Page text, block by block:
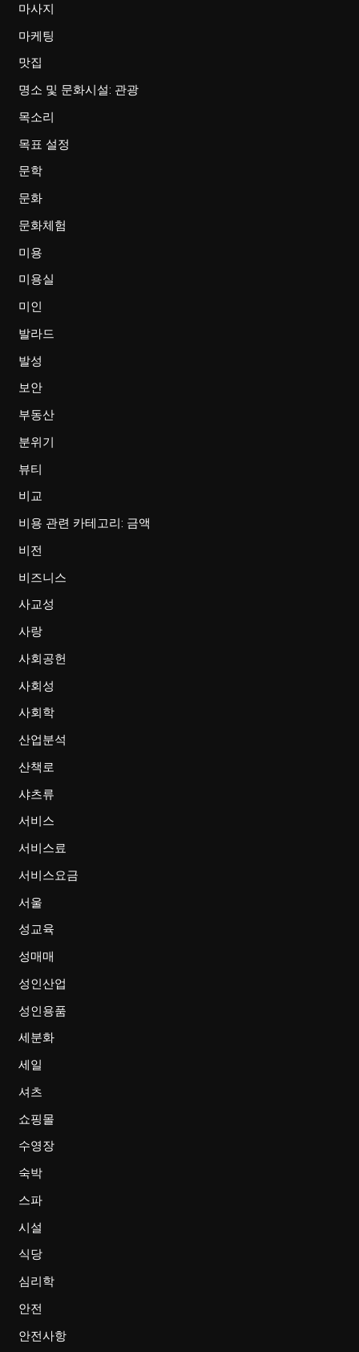
마사지
마케팅
맛집
명소 및 문화시설: 관광
목소리
목표 설정
문학
문화
문화체험
미용
미용실
미인
발라드
발성
보안
부동산
분위기
뷰티
비교
비용 관련 카테고리: 금액
비전
비즈니스
사교성
사랑
사회공헌
사회성
사회학
산업분석
산책로
샤츠류
서비스
서비스료
서비스요금
서울
성교육
성매매
성인산업
성인용품
세분화
세일
셔츠
쇼핑몰
수영장
숙박
스파
시설
식당
심리학
안전
안전사항